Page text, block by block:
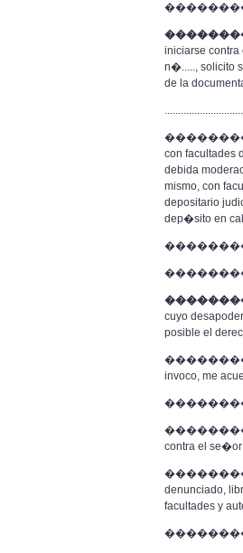
iniciarse contra
n�....., solicito
de la
con facultades
debida
mismo, con
depositario
dep�sito en
cuyo
posible el
invoco, me
�����������
contra el se�or
denunciado,
facultades y